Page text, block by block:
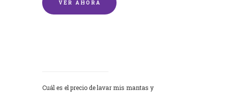
VER AHORA
Cuál es el precio de lavar mis mantas y